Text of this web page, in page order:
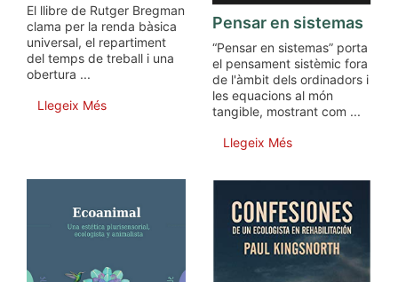
El llibre de Rutger Bregman
clama per la renda bàsica
universal, el repartiment
del temps de treball i una
obertura ...
Llegeix Més
Pensar en sistemas
“Pensar en sistemas” porta
el pensament sistèmic fora
de l'àmbit dels ordinadors i
les equacions al món
tangible, mostrant com ...
Llegeix Més